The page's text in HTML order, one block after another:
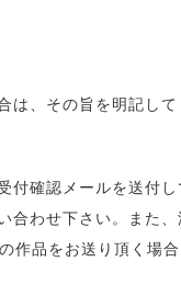
、その旨を明記して
付確認メールを送付
合わせ下さい。また
作品をお送り頂く場